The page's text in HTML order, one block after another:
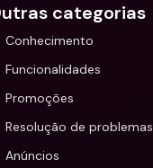
categorias
Conhecimento
Funcionalidades
Promoções
Resolução de problemas
Anúncios